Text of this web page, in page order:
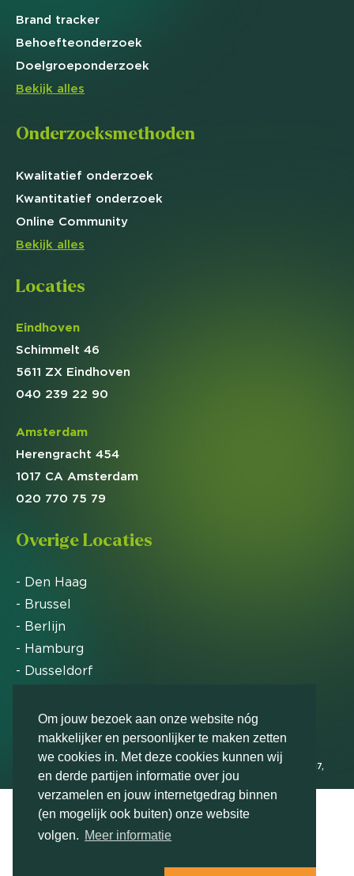
Om jouw bezoek aan onze website nóg
makkelijker en persoonlijker te maken zetten
we cookies in. Met deze cookies kunnen wij
en derde partijen informatie over jou
verzamelen en jouw internetgedrag binnen
(en mogelijk ook buiten) onze website
volgen. Meer informatie
Brand tracker
Behoefteonderzoek
Doelgroeponderzoek
Bekijk alles
Onderzoeksmethoden
Kwalitatief onderzoek
Kwantitatief onderzoek
Online Community
Bekijk alles
Locaties
Eindhoven
Schimmelt 46
5611 ZX Eindhoven
040 239 22 90
Amsterdam
Herengracht 454
1017 CA Amsterdam
020 770 75 79
Overige Locaties
- Den Haag
- Brussel
- Berlijn
- Hamburg
- Dusseldorf
Markteffect is door het Financieele Dagblad
uitgeroepen tot FD Gazelle in 2012, 2015, 2016, 2017,
2018, 2019, 2020, 2021, 2022, 2023, 2024 en 2025